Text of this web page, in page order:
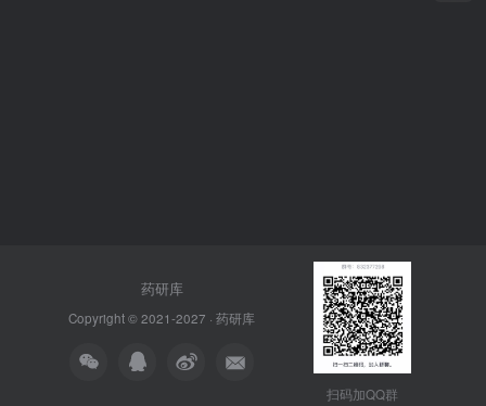
药研库
Copyright © 2021-2027 · 药研库
扫码加QQ群